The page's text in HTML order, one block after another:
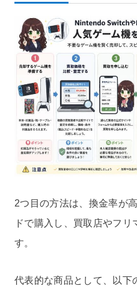
2つ目の方法は、換金率が
ドで購入し、買取店やフ
す。
代表的な商品として、以下